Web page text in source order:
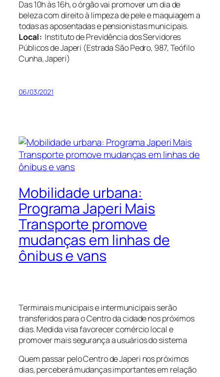
Das 10h às 16h, o órgão vai promover um dia de
beleza com direito à limpeza de pele e maquiagem a
todas as aposentadas e pensionistas municipais.
Local: Instituto de Previdência dos Servidores
Públicos de Japeri (Estrada São Pedro, 987, Teófilo
Cunha, Japeri)
06/03/2021
Mobilidade urbana:
Programa Japeri Mais
Transporte promove
mudanças em linhas de
ônibus e vans
Terminais municipais e intermunicipaisserão
transferidos para o Centro da cidade nos próximos
dias. Medida visa favorecer comércio local e
promover mais segurança a usuários do sistema
Quem passar pelo Centro de Japeri nos próximos
dias, perceberá mudanças importantes em relação